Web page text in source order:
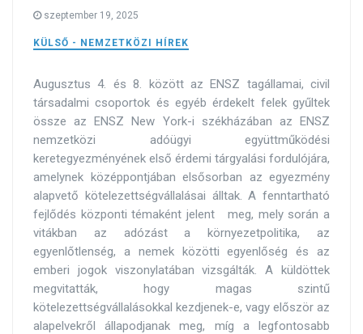
szeptember 19, 2025
KÜLSŐ - NEMZETKÖZI HÍREK
Augusztus 4. és 8. között az ENSZ tagállamai, civil
társadalmi csoportok és egyéb érdekelt felek gyűltek
össze az ENSZ New York-i székházában az ENSZ
nemzetközi adóügyi együttműködési
keretegyezményének első érdemi tárgyalási fordulójára,
amelynek középpontjában elsősorban az egyezmény
alapvető kötelezettségvállalásai álltak.A fenntartható
fejlődés központi témaként jelent meg, mely során a
vitákban az adózást a környezetpolitika, az
egyenlőtlenség, a nemek közötti egyenlőség és az
emberi jogok viszonylatában vizsgálták. A küldöttek
megvitatták, hogy magas szintű
kötelezettségvállalásokkal kezdjenek-e, vagy először az
alapelvekről állapodjanak meg, míg a legfontosabb